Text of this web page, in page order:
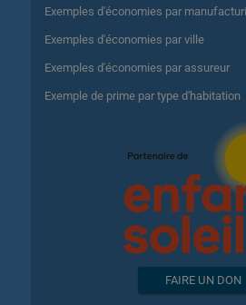
Exemples d'économies par
Exemples d'économies par ville
Exemples d'économies par assureur
Exemple de prime par type d'habitation
FAIRE UN DON